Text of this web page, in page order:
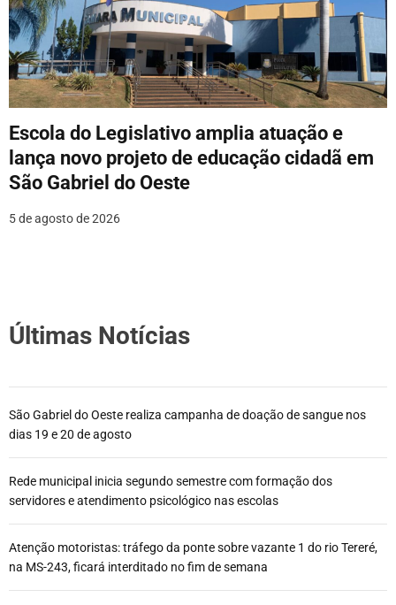
Escola do Legislativo amplia atuação e
lança novo projeto de educação cidadã em
São Gabriel do Oeste
5 de agosto de 2026
Últimas Notícias
São Gabriel do Oeste realiza campanha de doação de sangue nos
dias 19 e 20 de agosto
Rede municipal inicia segundo semestre com formação dos
servidores e atendimento psicológico nas escolas
Atenção motoristas: tráfego da ponte sobre vazante 1 do rio Tereré,
na MS-243, ficará interditado no fim de semana